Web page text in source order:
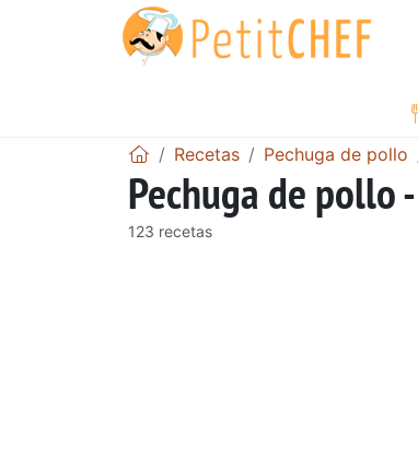
Recetas Pechuga de pollo
Pechuga de pollo
123 recetas